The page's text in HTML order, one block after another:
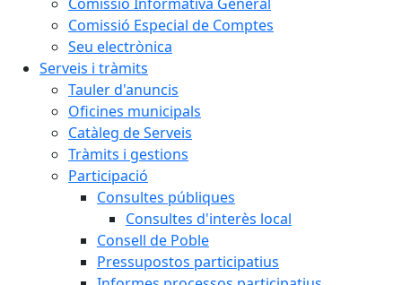
Comissió Especial de Comptes
Seu electrònica
Serveis i tràmits
Tauler d'anuncis
Oficines municipals
Catàleg de Serveis
Tràmits i gestions
Participació
Consultes públiques
Consultes d'interès local
Consell de Poble
Pressupostos participatius